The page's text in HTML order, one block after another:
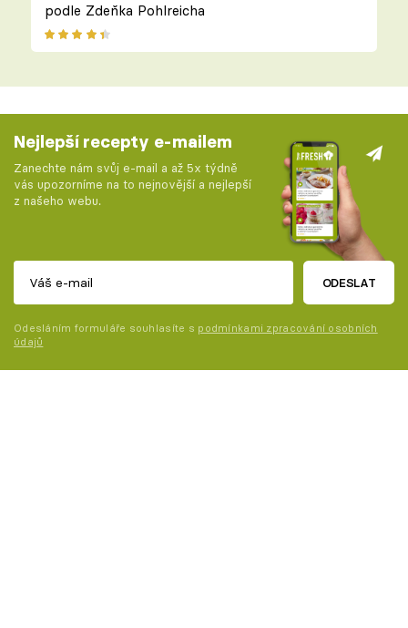
podle Zdeňka Pohlreicha
Nejlepší recepty e-mailem
Zanechte nám svůj e-mail a až 5x týdně
vás upozorníme na to nejnovější a nejlepší
z našeho webu.
ODESLAT
Odesláním formuláře souhlasíte s podmínkami zpracování osobních
údajů